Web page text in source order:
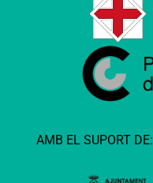
AMB EL SUPORT DE: